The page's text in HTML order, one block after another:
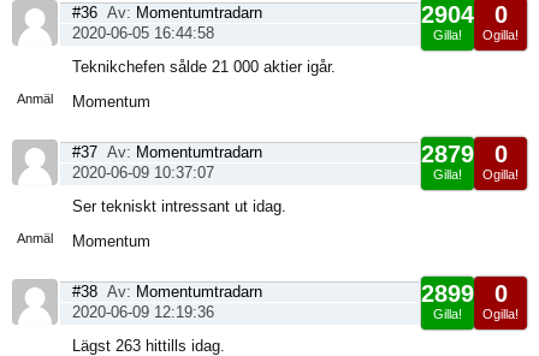
Anmäl
0
Ogilla!
2904
Gilla!
#36 Av: Momentumtradarn
2020-06-05 16:44:58
Teknikchefen sålde 21 000 aktier igår.
Momentum
Anmäl
0
Ogilla!
2879
Gilla!
#37 Av: Momentumtradarn
2020-06-09 10:37:07
Ser tekniskt intressant ut idag.
Momentum
0
Ogilla!
2899
Gilla!
#38 Av: Momentumtradarn
2020-06-09 12:19:36
Lägst 263 hittills idag.